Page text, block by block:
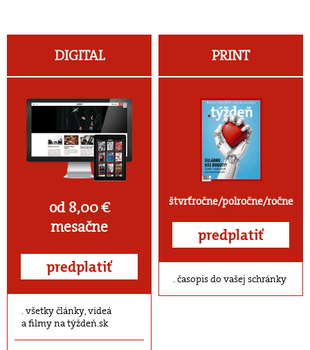
DIGITAL
od 8,00 €
mesačne
predplatiť
všetky články, videá
a filmy na týždeň.sk
PRINT
štvrťročne/polročne/ročne
predplatiť
časopis do vašej schránky